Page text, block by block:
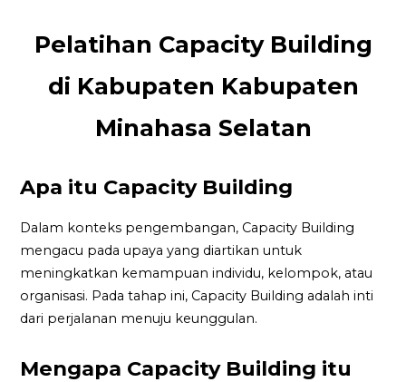
Pelatihan Capacity Building
di Kabupaten Kabupaten
Minahasa Selatan
Apa itu Capacity Building
Dalam konteks pengembangan, Capacity Building
mengacu pada upaya yang diartikan untuk
meningkatkan kemampuan individu, kelompok, atau
organisasi. Pada tahap ini, Capacity Building adalah inti
dari perjalanan menuju keunggulan.
Mengapa Capacity Building itu